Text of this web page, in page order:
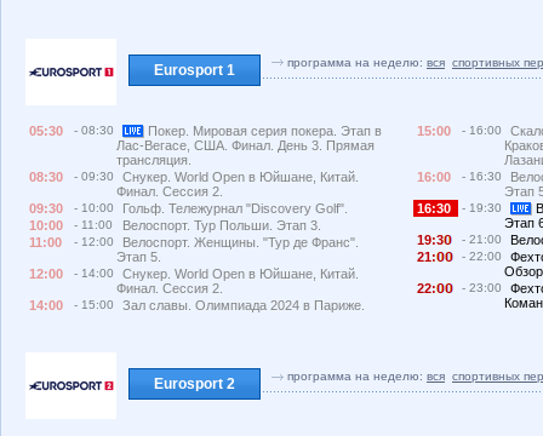
Eurosport 1 программа на неделю: вся спортивных
05:30 - 08:30
Покер. Мировая серия покера. Этап в
Лас-Вегасе, США. Финал. День 3. Прямая
трансляция.
08:30
- 09:30
Снукер. World Open в Юйшане, Китай.
Финал. Сессия 2.
09:30
- 10:00
Гольф. Тележурнал "Discovery Golf".
10:00
- 11:00
Велоспорт. Тур Польши. Этап 3.
11:00
- 12:00
Велоспорт. Женщины. "Тур де Франс".
Этап 5.
12:00
- 14:00
Снукер. World Open в Юйшане, Китай.
Финал. Сессия 2.
14:00
- 15:00 Зал славы. Олимпиада 2024 в Париже.
15:00 - 16:00
16:00
- 16:30
Этап
16:30
- 19:30
Этап
19:3
- 21:00
21:
- 22:00
22:
- 23:00
Eurosport 2 программа на неделю: вся спортивных